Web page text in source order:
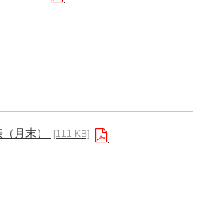
月末） [111 KB]